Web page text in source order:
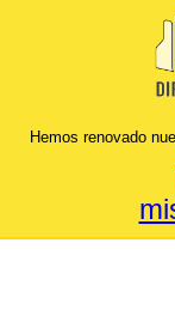
Hemos renovado